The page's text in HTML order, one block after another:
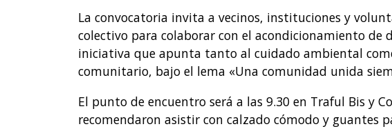
La convocatoria invita a vecinos, instituciones y
colectivo para colaborar con el acondicionamiento de
iniciativa que apunta tanto al cuidado ambiental
comunitario, bajo el lema «Una comunidad unida
El punto de encuentro será a las 9.30 en Traful Bis y
recomendaron asistir con calzado cómodo y guantes